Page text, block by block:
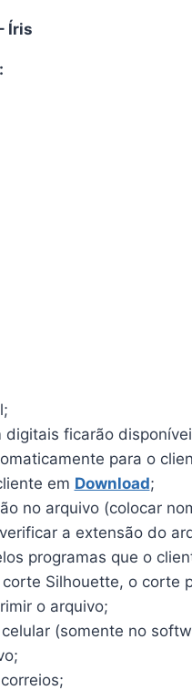
Íris
ficarão
para o
em Download;
no arquivo (colocar
a extensão do
programas que o
Silhouette, o
o arquivo;
(somente no